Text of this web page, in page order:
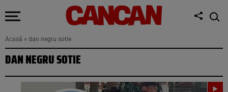
Acasă » dan negru sotie
DAN NEGRU SOTIE